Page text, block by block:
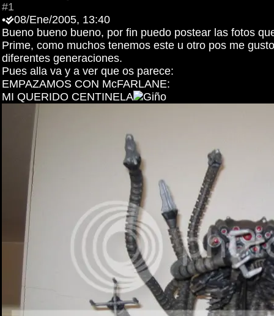
#1
•
08/Ene/2005, 13:40
Bueno bueno bueno, por fin puedo postear las fotos
Prime, como muchos tenemos este u otro pos me
diferentes generaciones.
Pues alla va y a ver que os parece:
EMPAZAMOS CON McFARLANE:
MI QUERIDO CENTINELA